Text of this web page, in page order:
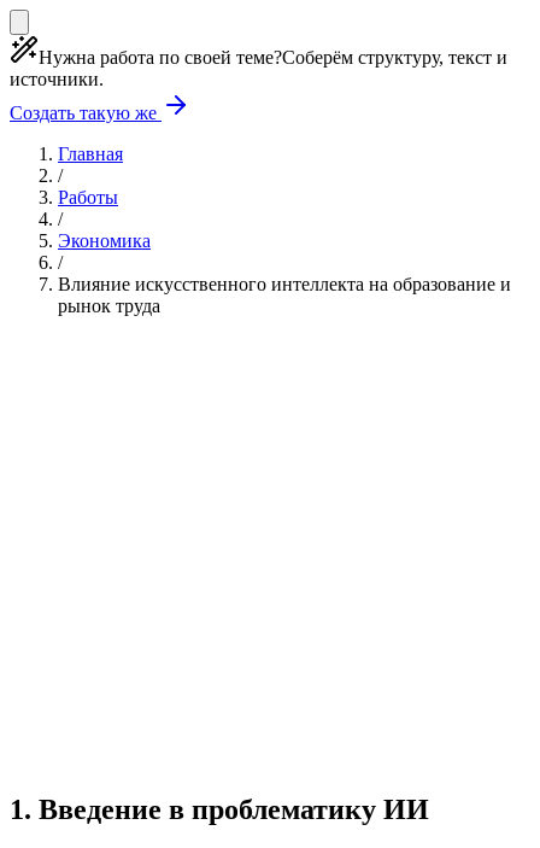
Нужна работа по своей теме?Соберём структуру, текст и
источники.
Создать такую же
Главная
/
Работы
/
Экономика
/
Влияние искусственного интеллекта на образование и
рынок труда
1. Введение в проблематику ИИ